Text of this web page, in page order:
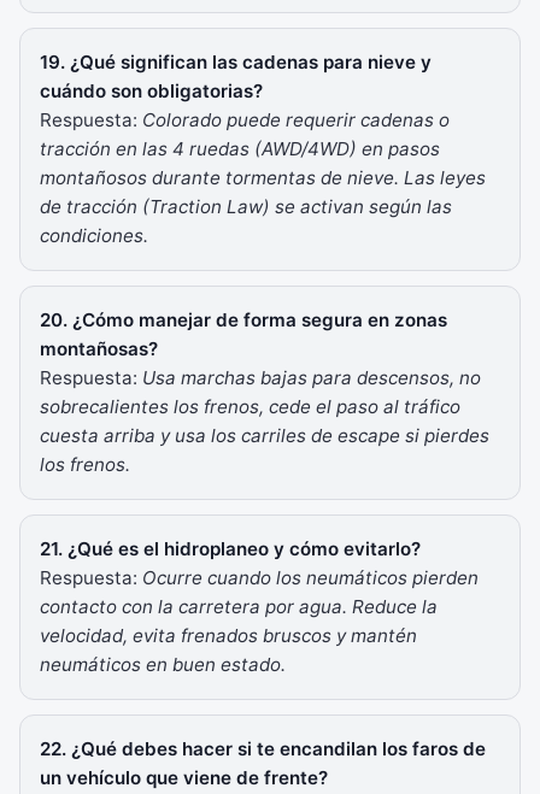
19. ¿Qué significan las cadenas para nieve y
cuándo son obligatorias?
Respuesta: Colorado puede requerir cadenas o
tracción en las 4 ruedas (AWD/4WD) en pasos
montañosos durante tormentas de nieve. Las leyes
de tracción (Traction Law) se activan según las
condiciones.
20. ¿Cómo manejar de forma segura en zonas
montañosas?
Respuesta: Usa marchas bajas para descensos, no
sobrecalientes los frenos, cede el paso al tráfico
cuesta arriba y usa los carriles de escape si pierdes
los frenos.
21. ¿Qué es el hidroplaneo y cómo evitarlo?
Respuesta: Ocurre cuando los neumáticos pierden
contacto con la carretera por agua. Reduce la
velocidad, evita frenados bruscos y mantén
neumáticos en buen estado.
22. ¿Qué debes hacer si te encandilan los faros de
un vehículo que viene de frente?